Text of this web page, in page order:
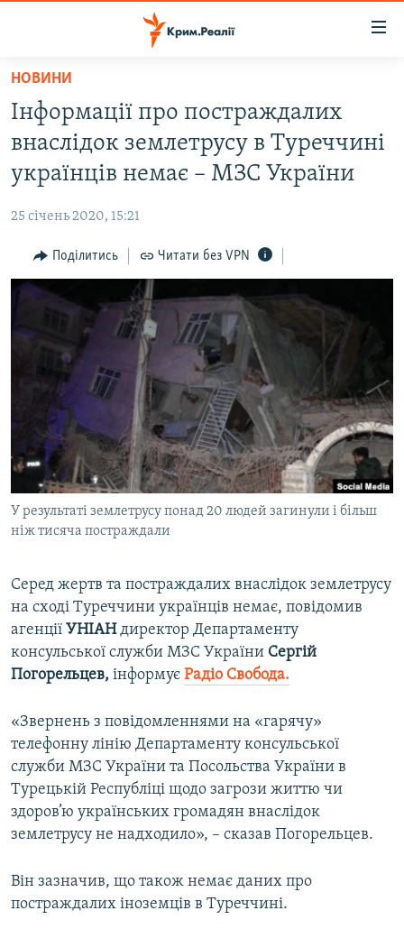
Перейти
основного
матеріалу
Перейти
до
основної
Перейти
до
пошуку
НОВИНИ
ВОДА.КРИМ
ВІДЕО ТА ФОТО
БЛОГИ
ПОГЛЯД
ІНТЕРВ'Ю
ВСЕ ЗА ДЕНЬ
СПЕЦПРОЕКТИ
ДЕПОРТАЦІЯ
ВІДЕОУРОКИ «ELIFBE»
СВІДЧЕННЯ ОКУПАЦІЇ
УКРАЇНСЬКА ПРОБЛЕМА КРИМУ
ІНФОГРАФІКА
ЯК ОБІЙТИ БЛОКУВАННЯ
Русский
Qırımtatar
ДОЛУЧАЙСЯ!
Усі сайти RFE/RL
НОВИНИ
Інформації про постраждалих
внаслідок землетрусу в Туреччині
українців немає – МЗС України
25 січень 2020, 15:21
Поділитись Читати без VPN
У результаті землетрусу понад 20 людей загинули і більш
ніж тисяча постраждали
Серед жертв та постраждалих внаслідок землетрусу
на сході Туреччини українців немає, повідомив
агенції УНІАНдиректор Департаменту
консульської служби МЗС України Сергій
Погорельцев, інформує Радіо Свобода.
«Звернень з повідомленнями на «гарячу»
телефонну лінію Департаменту консульської
служби МЗС України та Посольства України в
Турецькій Республіці щодо загрози життю чи
здоров’ю українських громадян внаслідок
землетрусу не надходило», – сказав Погорельцев.
Він зазначив, що також немає даних про
постраждалих іноземців в Туреччині.